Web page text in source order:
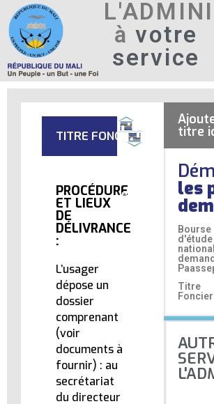
àvotre
service
TITRE FONCIER
PROCÉDURE
ET LIEUX
DE
DÉLIVRANCE
:
L’usager
dépose un
dossier
comprenant
(voir
documents à
fournir) : au
secrétariat
du directeur
titre
les
Bourse
d'étude
Titre
Foncier